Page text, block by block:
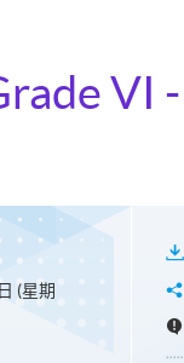
VI
(星期